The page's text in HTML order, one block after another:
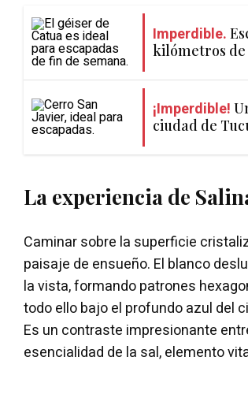
Imperdible.
kilómetros de
¡Imperdible!
ciudad de
La experiencia de
Caminar sobre la superficie
paisaje de ensueño. El blanco
la vista, formando patrones
todo ello bajo el profundo azul del
Es un contraste impresionante
esencialidad de la sal, elemento